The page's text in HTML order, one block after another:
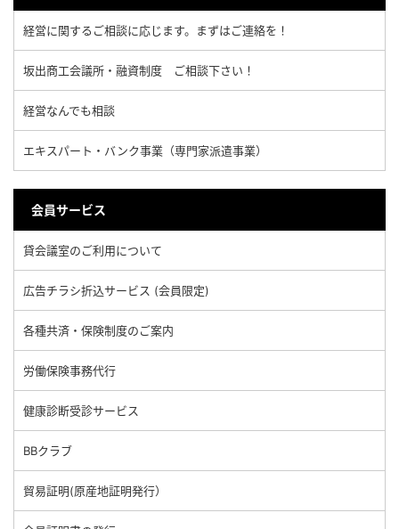
経営に関するご相談に応じます。まずはご連絡を！
坂出商工会議所・融資制度 ご相談下さい！
経営なんでも相談
エキスパート・バンク事業（専門家派遣事業）
会員サービス
貸会議室のご利用について
広告チラシ折込サービス (会員限定)
各種共済・保険制度のご案内
労働保険事務代行
健康診断受診サービス
BBクラブ
貿易証明(原産地証明発行）